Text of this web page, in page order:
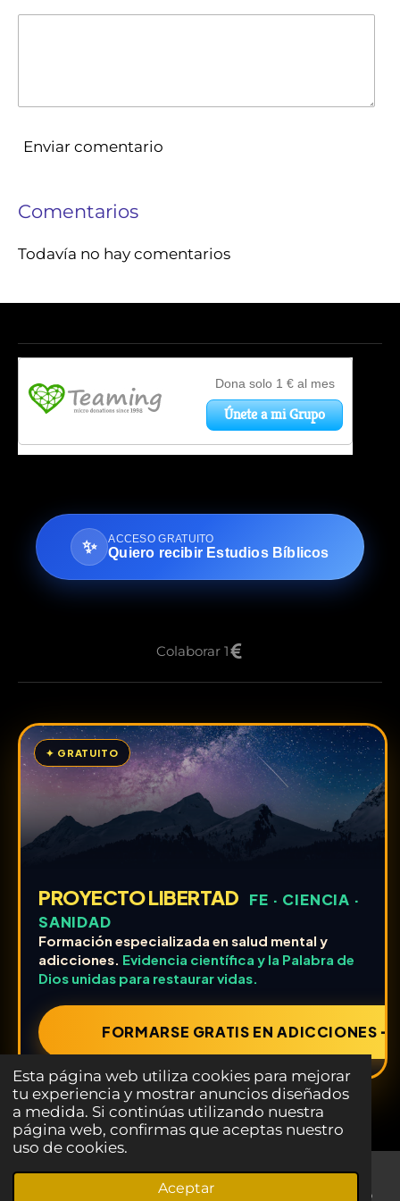
Esta página web utiliza cookies para mejorar
tu experiencia y mostrar anuncios diseñados
a medida. Si continúas utilizando nuestra
página web, confirmas que aceptas nuestro
uso de cookies.
Aceptar
Enviar comentario
Comentarios
Todavía no hay comentarios
✨ ACCESO GRATUITO
Quiero recibir Estudios Bíblicos
Colaborar 1
✦ GRATUITO
PROYECTO LIBERTAD
FE · CIENCIA ·
SANIDAD
Formación especializada en salud mental y
adicciones. Evidencia científica y la Palabra de
Dios unidas para restaurar vidas.
FORMARSE GRATIS EN ADICCIONES ➔
Teléfono WhatsApp